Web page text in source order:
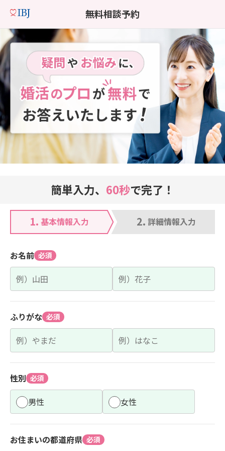
無料相談予約
簡単入力、 60秒で完了！
1. 基本情報入力 2. 詳細情報入力
お名前 必須
ふりがな 必須
性別 必須
男性 女性
お住まいの都道府県 必須